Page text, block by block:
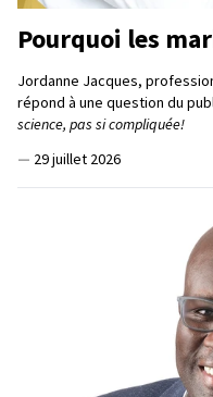
Pourquoi les
Jordanne Jacques,
répond à une question du
science, pas si compliquée!
— 29 juillet 2026